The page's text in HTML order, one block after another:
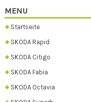
MENU
Startseite
SKODA Rapid
SKODA Citigo
SKODA Fabia
SKODA Octavia